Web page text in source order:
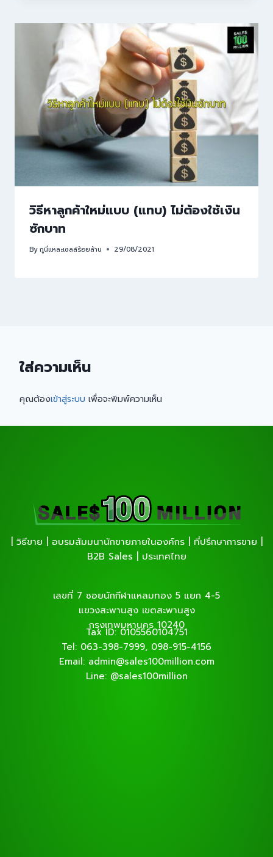
วิธีหาลูกค้าใหม่แบบ (แทบ) ไม่ต้องใช้เงิน
ซักบาท
Byกูนี่แหละเซลล์ร้อยล้าน 29/08/2021
ใส่ความเห็น
คุณต้องเข้าสู่ระบบ เพื่อจะพิมพ์ความเห็น
| วิธีขาย | อบรมสัมมนานักขายภายในองค์กร | ที่ปรึกษาการขาย |
B2B Sales | ประเทศไทย
เลขที่ 7 ซอยนักกีฬาแหลมทอง 5 แยก 4-5
แขวงสะพานสูง เขตสะพานสูง
กรุงเทพมหานคร 10240
Tax ID: 0105560104751
Tel: 063-398-7999, 098-915-4156
Email: admin@sales100million.com
Line: @sales100million